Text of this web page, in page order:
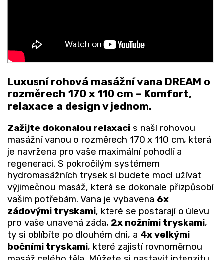
Luxusní rohová masážní vana DREAM o
rozměrech 170 x 110 cm – Komfort,
relaxace a design v jednom.
Zažijte dokonalou relaxaci s naší rohovou
masážní vanou o rozměrech 170 x 110 cm, která
je navržena pro vaše maximální pohodlí a
regeneraci. S pokročilým systémem
hydromasážních trysek si budete moci užívat
výjimečnou masáž, která se dokonale přizpůsobí
vašim potřebám. Vana je vybavena 6x
zádovými tryskami, které se postarají o úlevu
pro vaše unavená záda, 2x nožními tryskami,
ty si oblíbíte po dlouhém dni, a 4x velkými
bočními tryskami, které zajistí rovnoměrnou